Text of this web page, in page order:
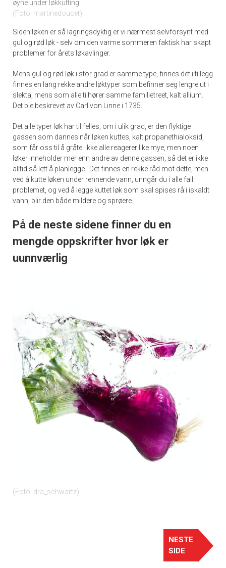
øyne under løkkutting.
Foto: martinedoucet
Siden løken er så lagringsdyktig er vi nærmest selvforsynt med
gul og rød løk - selv om den varme sommeren faktisk har skapt
problemer for årets løkavlinger.
Mens gul og rød løk i stor grad er samme type, finnes det i tillegg
finnes en lang rekke andre løktyper som befinner seg lengre ut i
slekta, mens som alle tilhører samme familietreet, kalt allium.
Det ble beskrevet av Carl von Linne i 1735.
Det alle typer løk har til felles, om i ulik grad, er den flyktige
gassen som dannes når løken kuttes, kalt propanethialoksid,
som får oss til å gråte. Ikke alle reagerer like mye, men noen
løker inneholder mer enn andre av denne gassen, så det er ikke
alltid så lett å planlegge. Det finnes en rekke råd mot dette, men
ved å kutte løken under rennende vann, unngår du i alle fall
problemet, og ved å legge kuttet løk som skal spises rå i iskaldt
vann, blir den både mildere og sprøere.
På de neste sidene finner du en
mengde oppskrifter hvor løk er
uunnværlig
Foto: dra_schwartz
NESTE
SIDE